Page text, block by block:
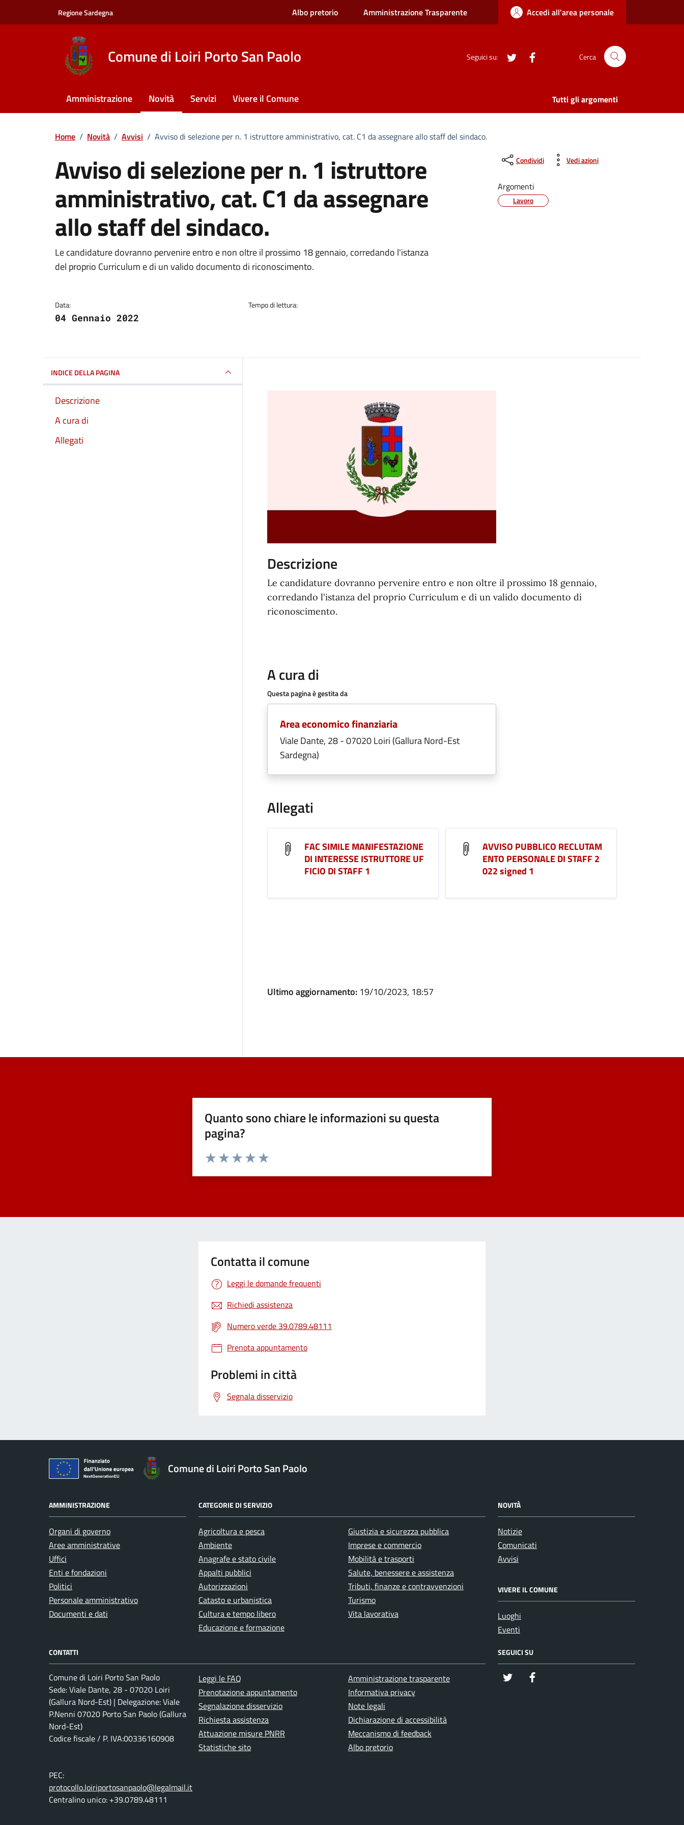
Regione Sardegna Albo pretorio Amministrazione Trasparente Accedi all'area personale
Comune di Loiri Porto San Paolo Seguici su: twitter Cerca
Amministrazione Novità Servizi Vivere il Comune Tutti gli argomenti
Home / Novità / Avvisi / Avviso di selezione per n. 1 istruttore amministrativo, cat. C1 da assegnare allo staff del sindaco.
Avviso di selezione per n. 1 istruttore
amministrativo, cat. C1 da assegnare
allo staff del sindaco.
Dettagli della notizia
Le candidature dovranno pervenire entro e non oltre il prossimo 18 gennaio, corredando l'istanza
del proprio Curriculum e di un valido documento di riconoscimento.
Data:
04 Gennaio 2022
Tempo di lettura:
Condividi Vedi azioni
Argomenti
Lavoro
INDICE DELLA PAGINA
Descrizione
A cura di
Allegati
Descrizione
Le candidature dovranno pervenire entro e non oltre il prossimo 18 gennaio,
corredando l'istanza del proprio Curriculum e di un valido documento di
riconoscimento.
A cura di
Questa pagina è gestita da
Area economico finanziaria
Viale Dante, 28 - 07020 Loiri (Gallura Nord-Est
Sardegna)
Allegati
FAC SIMILE MANIFESTAZIONE
DI INTERESSE ISTRUTTORE UF
FICIO DI STAFF 1
AVVISO PUBBLICO RECLUTAM
ENTO PERSONALE DI STAFF 2
022 signed 1
Ultimo aggiornamento: 19/10/2023, 18:57
Quanto sono chiare le informazioni su questa
pagina?
Contatta il comune
Leggi le domande frequenti
Richiedi assistenza
Numero verde 39.0789.48111
Prenota appuntamento
Problemi in città
Segnala disservizio
Comune di Loiri Porto San Paolo
AMMINISTRAZIONE
Organi di governo
Aree amministrative
Uffici
Enti e fondazioni
Politici
Personale amministrativo
Documenti e dati
CATEGORIE DI SERVIZIO
Agricoltura e pesca
Ambiente
Anagrafe e stato civile
Appalti pubblici
Autorizzazioni
Catasto e urbanistica
Cultura e tempo libero
Educazione e formazione
Giustizia e sicurezza pubblica
Imprese e commercio
Mobilità e trasporti
Salute, benessere e assistenza
Tributi, finanze e contravvenzioni
Turismo
Vita lavorativa
NOVITÀ
Notizie
Comunicati
Avvisi
VIVERE IL COMUNE
Luoghi
Eventi
CONTATTI
Comune di Loiri Porto San Paolo
Sede: Viale Dante, 28 - 07020 Loiri
(Gallura Nord-Est) | Delegazione: Viale
P.Nenni 07020 Porto San Paolo (Gallura
Nord-Est)
Codice fiscale / P. IVA:00336160908
PEC:
protocollo.loiriportosanpaolo@legalmail.it
Centralino unico: +39.0789.48111
Leggi le FAQ
Prenotazione appuntamento
Segnalazione disservizio
Richiesta assistenza
Attuazione misure PNRR
Statistiche sito
Amministrazione trasparente
Informativa privacy
Note legali
Dichiarazione di accessibilità
Meccanismo di feedback
Albo pretorio
SEGUICI SU
twitter